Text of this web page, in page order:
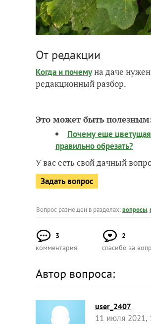
От редакции
Когда и почемуна даче
редакционный разбор.
Это может быть
Почему еще цветущая
правильно обрезать?
У вас есть свой дачный
Задать вопрос
Вопрос размещен в разделах:вопросы,
3
комментария
2
спасибо за
Автор вопроса:
user_2407
11 июля 2021,